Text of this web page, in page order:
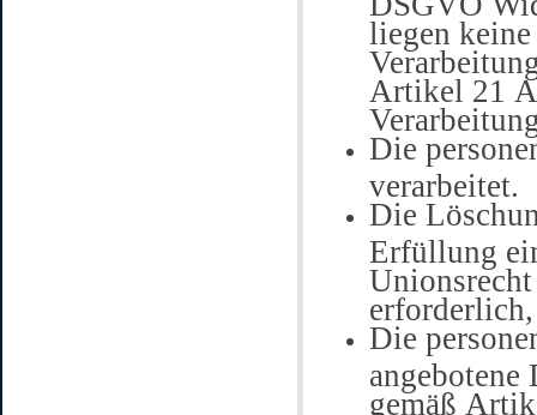
liegen
Artikel 21
Die
verarbeitet.
Die
Erfüllung
Die
angebotene
gemäß